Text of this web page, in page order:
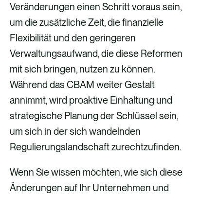
Veränderungen einen Schritt voraus sein,
um die zusätzliche Zeit, die finanzielle
Flexibilität und den geringeren
Verwaltungsaufwand, die diese Reformen
mit sich bringen, nutzen zu können.
Während das CBAM weiter Gestalt
annimmt, wird proaktive Einhaltung und
strategische Planung der Schlüssel sein,
um sich in der sich wandelnden
Regulierungslandschaft zurechtzufinden.
Wenn Sie wissen möchten, wie sich diese
Änderungen auf Ihr Unternehmen und